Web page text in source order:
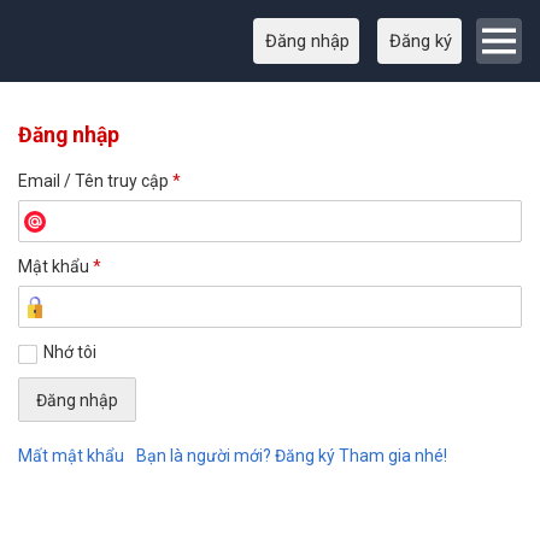
Đăng nhập Đăng ký
Đăng nhập
Email / Tên truy cập *
Mật khẩu *
Nhớ tôi
Mất mật khẩu Bạn là người mới? Đăng ký Tham gia nhé!